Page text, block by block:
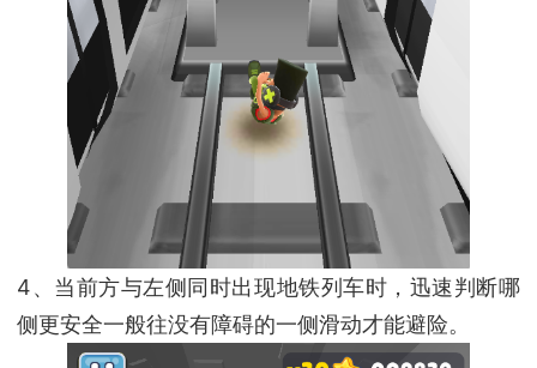
4、当前方与左侧同时出现地铁列车时，迅速判断哪
侧更安全一般往没有障碍的一侧滑动才能避险。